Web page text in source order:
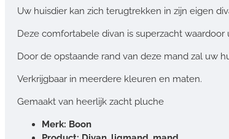
Uw huisdier kan zich terugtrekken in zijn eigen
Deze comfortabele divan is superzacht
Door de opstaande rand van deze mand zal uw
Verkrijgbaar in meerdere kleuren en maten.
Gemaakt van heerlijk zacht pluche
Merk: Boon